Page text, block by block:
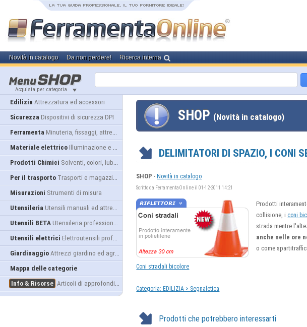
Novità in catalogo Da non perdere! Ricerca interna
Acquista per categoria
Edilizia Attrezzatura ed accessori
Sicurezza Dispositivi di sicurezza DPI
Ferramenta Minuteria, fissaggi, attrezzatura
Materiale elettrico Illuminazione e alimentazione
Prodotti Chimici Solventi, colori, lubrificanti...
Per il trasporto Trasporti e magazzino
Misurazioni Strumenti di misura
Utensileria Utensili manuali ed attrezzature
Utensili BETA Utensileria professionale
Utensili elettrici Elettroutensili professionali
Giardinaggio Attrezzi giardino ed agricoltura
Mappa delle categorie
Info & Risorse Articoli di approfondimento
SHOP (Novità in catalogo)
DELIMITATORI DI SPAZIO, I CONI
SHOP -Novità in catalogo
Scritto da FerramentaOnline il 01-12-2011 14:21
Prodotti
collisione, iconi
strada mentre
anche nelle ore
o come
Coni stradali bicolore
Categoria: EDILIZIA > Segnaletica
Prodotti che potrebbero interessarti